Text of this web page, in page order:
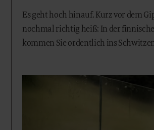
Es geht hoch hinauf. Kurz vor dem
nochmal richtig heiß: In der
kommen Sie ordentlich ins